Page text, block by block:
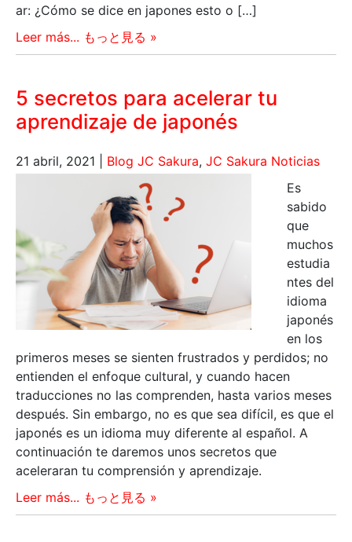
ar: ¿Cómo se dice en japones esto o […]
Leer más... もっと見る »
5 secretos para acelerar tu
aprendizaje de japonés
21 abril, 2021 Blog JC Sakura, JC Sakura Noticias
Es
sabido
que
muchos
estudia
ntes del
idioma
japonés
en los
primeros meses se sienten frustrados y perdidos; no
entienden el enfoque cultural, y cuando hacen
traducciones no las comprenden, hasta varios meses
después. Sin embargo, no es que sea difícil, es que el
japonés es un idioma muy diferente al español. A
continuación te daremos unos secretos que
aceleraran tu comprensión y aprendizaje.
Leer más... もっと見る »